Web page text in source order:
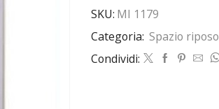
SKU: MI 1179
Categoria: Spazio riposo
Condividi: